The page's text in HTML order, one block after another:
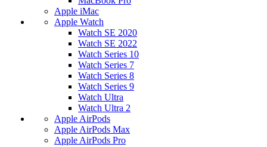
Apple iMac
Apple Watch
Watch SE 2020
Watch SE 2022
Watch Series 10
Watch Series 7
Watch Series 8
Watch Series 9
Watch Ultra
Watch Ultra 2
Apple AirPods
Apple AirPods Max
Apple AirPods Pro